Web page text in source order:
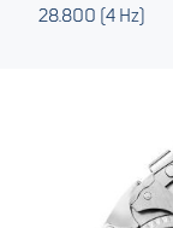
28.800 (4 Hz)